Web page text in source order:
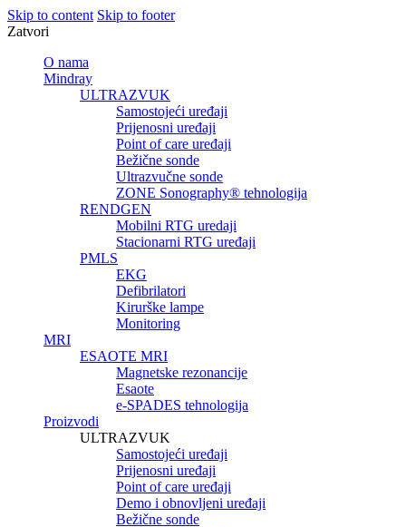
Skip to content Skip to footer
Zatvori
O nama
Mindray
ULTRAZVUK
Samostojeći uređaji
Prijenosni uređaji
Point of care uređaji
Bežične sonde
Ultrazvučne sonde
ZONE Sonography® tehnologija
RENDGEN
Mobilni RTG uredaji
Stacionarni RTG uređaji
PMLS
EKG
Defibrilatori
Kirurške lampe
Monitoring
MRI
ESAOTE MRI
Magnetske rezonancije
Esaote
e-SPADES tehnologija
Proizvodi
ULTRAZVUK
Samostojeći uređaji
Prijenosni uređaji
Point of care uređaji
Demo i obnovljeni uređaji
Bežične sonde